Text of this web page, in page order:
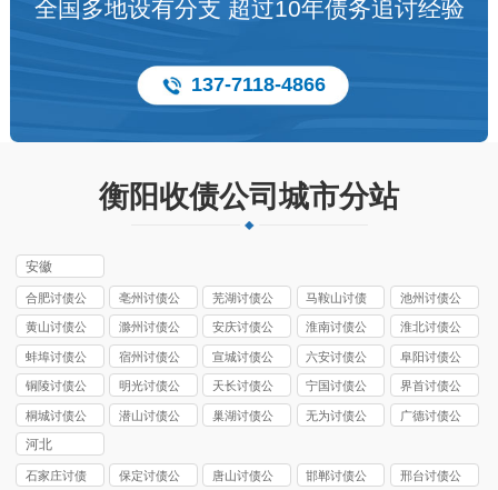
全国多地设有分支 超过10年债务追讨经验
137-7118-4866
衡阳收债公司城市分站
安徽
合肥讨债公
司
亳州讨债公
司
芜湖讨债公
司
马鞍山讨债
公司
池州讨债公
司
黄山讨债公
司
滁州讨债公
司
安庆讨债公
司
淮南讨债公
司
淮北讨债公
司
蚌埠讨债公
司
宿州讨债公
司
宣城讨债公
司
六安讨债公
司
阜阳讨债公
司
铜陵讨债公
司
明光讨债公
司
天长讨债公
司
宁国讨债公
司
界首讨债公
司
桐城讨债公
司
潜山讨债公
巢湖讨债公
无为讨债公
广德讨债公
河北
石家庄讨债
保定讨债公
唐山讨债公
邯郸讨债公
邢台讨债公